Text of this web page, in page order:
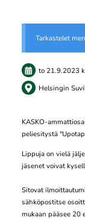
Tarkastelet
to 21.9.2023
Helsingin
KASKO-
peliesitystä
Lippuja on vielä
jäsenet voivat
Sitovat
sähköpostitse
mukaan pääsee 20